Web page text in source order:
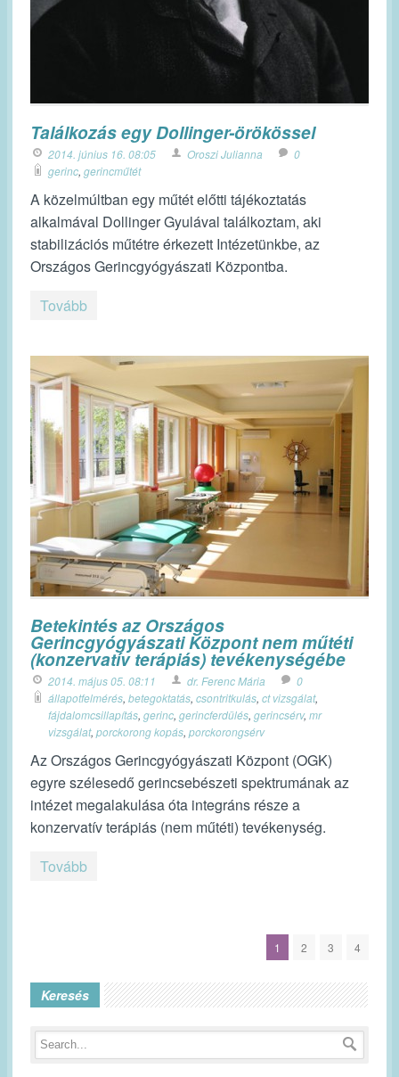
Találkozás egy Dollinger-örökössel
2014. június 16. 08:05 Oroszi Julianna
0
gerinc, gerincműtét
A közelmúltban egy műtét előtti tájékoztatás
alkalmával Dollinger Gyulával találkoztam, aki
stabilizációs műtétre érkezett Intézetünkbe, az
Országos Gerincgyógyászati Központba.
Tovább
Betekintés az Országos
Gerincgyógyászati Központ nem műtéti
(konzervatív terápiás) tevékenységébe
2014. május 05. 08:11 dr. Ferenc Mária
0
állapotfelmérés, betegoktatás, csontritkulás, ct vizsgálat,
fájdalomcsillapítás, gerinc, gerincferdülés, gerincsérv, mr
vizsgálat, porckorong kopás, porckorongsérv
Az Országos Gerincgyógyászati Központ (OGK)
egyre szélesedő gerincsebészeti spektrumának az
intézet megalakulása óta integráns része a
konzervatív terápiás (nem műtéti) tevékenység.
Tovább
1 2 3 4
Keresés